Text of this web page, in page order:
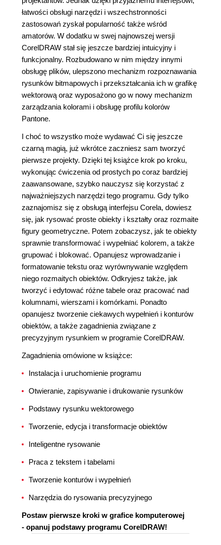
łatwości obsługi narzędzi i wszechstronności
zastosowań zyskał popularność także wśród
amatorów. W dodatku w swej najnowszej wersji
CorelDRAW stał się jeszcze bardziej intuicyjny i
funkcjonalny. Rozbudowano w nim między innymi
obsługę plików, ulepszono mechanizm rozpoznawania
rysunków bitmapowych i przekształcania ich w grafikę
wektorową oraz wyposażono go w nowy mechanizm
zarządzania kolorami i obsługę profilu kolorów
Pantone.
I choć to wszystko może wydawać Ci się jeszcze
czarną magią, już wkrótce zaczniesz sam tworzyć
pierwsze projekty. Dzięki tej książce krok po kroku,
wykonując ćwiczenia od prostych po coraz bardziej
zaawansowane, szybko nauczysz się korzystać z
najważniejszych narzędzi tego programu. Gdy tylko
zaznajomisz się z obsługą interfejsu Corela, dowiesz
się, jak rysować proste obiekty i kształty oraz rozmaite
figury geometryczne. Potem zobaczysz, jak te obiekty
sprawnie transformować i wypełniać kolorem, a także
grupować i blokować. Opanujesz wprowadzanie i
formatowanie tekstu oraz wyrównywanie względem
niego rozmaitych obiektów. Odkryjesz także, jak
tworzyć i edytować różne tabele oraz pracować nad
kolumnami, wierszami i komórkami. Ponadto
opanujesz tworzenie ciekawych wypełnień i konturów
obiektów, a także zagadnienia związane z
precyzyjnym rysunkiem w programie CorelDRAW.
Zagadnienia omówione w książce:
Instalacja i uruchomienie programu
Otwieranie, zapisywanie i drukowanie rysunków
Podstawy rysunku wektorowego
Tworzenie, edycja i transformacje obiektów
Inteligentne rysowanie
Praca z tekstem i tabelami
Tworzenie konturów i wypełnień
Narzędzia do rysowania precyzyjnego
Postaw pierwsze kroki w grafice komputerowej
- opanuj podstawy programu CorelDRAW!